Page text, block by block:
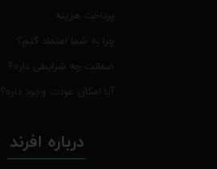
پرداخت هزینه
چرا به شما اعتماد کنم؟
ضمانت چه شرایطی داره؟
آیا امکان عودت وجود داره؟
درباره افرند